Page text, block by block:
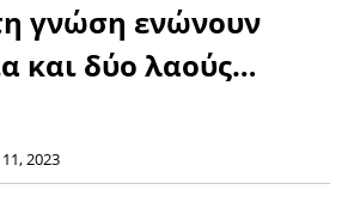
γνώση ενώνουν
και δύο λαούς…
2023